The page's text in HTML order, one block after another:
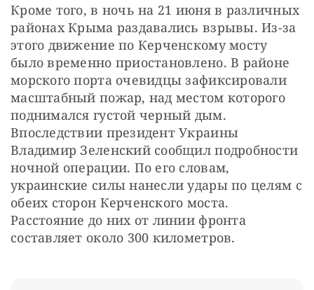
Кроме того, в ночь на 21 июня в различных
районах Крыма раздавались взрывы. Из-за
этого движение по Керченскому мосту
было временно приостановлено. В районе
морского порта очевидцы зафиксировали
масштабный пожар, над местом которого
поднимался густой черный дым.
Впоследствии президент Украины
Владимир Зеленский сообщил подробности
ночной операции. По его словам,
украинские силы нанесли удары по целям с
обеих сторон Керченского моста.
Расстояние до них от линии фронта
составляет около 300 километров.